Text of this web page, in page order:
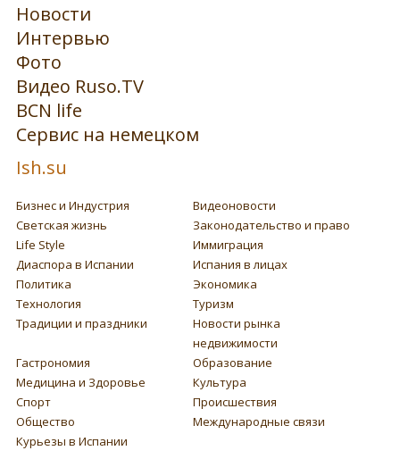
Новости
Интервью
Фото
Видео Ruso.TV
BCN life
Сервис на немецком
Ish.su
Бизнес и Индустрия
Видеоновости
Светская жизнь
Законодательство и право
Life Style
Иммиграция
Диаспора в Испании
Испания в лицах
Политика
Экономика
Технология
Туризм
Традиции и праздники
Новости рынка
недвижимости
Гастрономия
Образование
Медицина и Здоровье
Культура
Спорт
Происшествия
Общество
Международные связи
Курьезы в Испании